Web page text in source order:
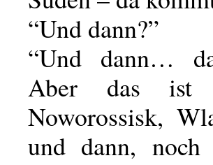
“Und dann?”
“Und dann…
Aber das ist
Noworossisk,
und dann,